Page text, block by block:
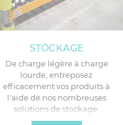
STOCKAGE
De charge légère à charge
lourde, entreposez
efficacement vos produits à
l'aide de nos nombreuses
solutions de stockage.